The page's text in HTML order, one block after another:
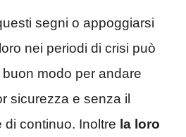
segni o appoggiarsi
nei periodi di crisi può
modo per andare
sicurezza e senza il
di continuo. Inoltre la loro